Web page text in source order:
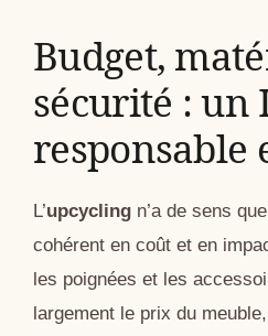
Budget,
sécurité : un
responsable
L’upcycling n’a de sens
cohérent en coût et en
les poignées et les
largement le prix du